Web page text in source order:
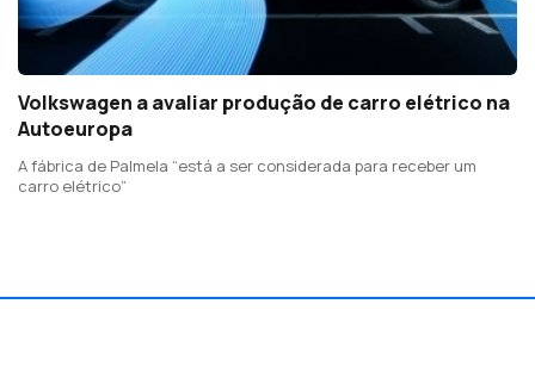
Volkswagen a avaliar produção de carro elétrico na
Autoeuropa
A fábrica de Palmela “está a ser considerada para receber um
carro elétrico”